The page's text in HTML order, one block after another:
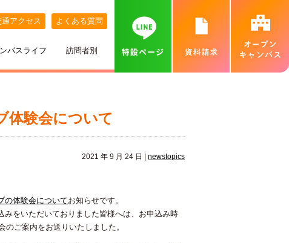
通アクセス よくある質問
ひとり暮らし
一般入試
卒業生インタビュー
パスライフ
札幌MAP
訪問者別
北海道外から入学をお考えの方へ
交通費補助
無料送迎バス
体験会について
2021 年 9 月 24 日 | newstopics
の体験会についてお知らせです。
をいただいておりました皆様へは、お申込み時
ご案内をお送りいたしました。